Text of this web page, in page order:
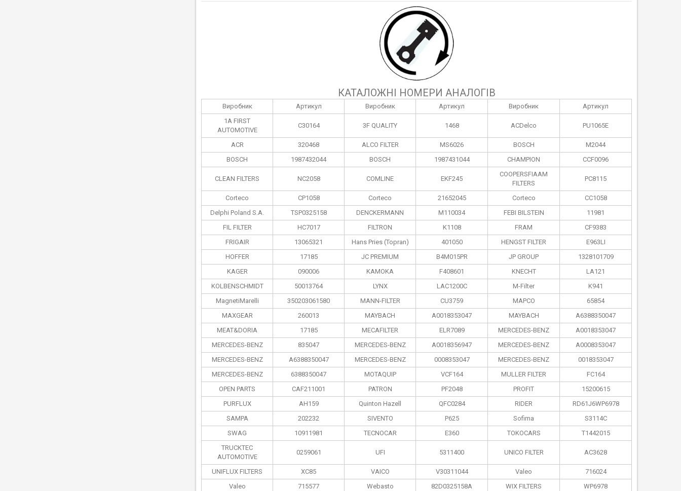
КАТАЛОЖНІ НОМЕРИ АНАЛОГІВ
Виробник Артикул Виробник Артикул Виробник
Артикул
1A FIRST
AUTOMOTIVE
C30164 3F QUALITY 1468 ACDelco PU1065E
ACR 320468 ALCO FILTER MS6026 BOSCH
M2044
BOSCH
1987432044 BOSCH 1987431044 CHAMPION CCF0096
CLEAN FILTERS NC2058 COMLINE EKF245
COOPERSFIAAM
FILTERS
PC8115
Corteco CP1058 Corteco 21652045 Corteco
CC1058
Delphi Poland S.А.
TSP0325158 DENCKERMANN M110034 FEBI BILSTEIN
11981
FIL FILTER
HC7017 FILTRON K1108 FRAM
CF9383
FRIGAIR
13065321 Hans Pries (Topran) 401050 HENGST FILTER
E963LI
HOFFER
17185 JC PREMIUM B4M015PR JP GROUP
1328101709
KAGER
090006 KAMOKA F408601 KNECHT
LA121
KOLBENSCHMIDT
50013764 LYNX LAC1200C M-Filter
K941
MagnetiMarelli
350203061580 MANN-FILTER CU3759 MAPCO
65854
MAXGEAR
260013 MAYBACH A0018353047 MAYBACH
A6388350047
MEAT&DORIA
17185 MECAFILTER ELR7089 MERCEDES-BENZ
A0018353047
MERCEDES-BENZ
835047 MERCEDES-BENZ A0018356947 MERCEDES-BENZ
A0008353047
MERCEDES-BENZ
A6388350047 MERCEDES-BENZ 0008353047 MERCEDES-BENZ
0018353047
MERCEDES-BENZ
6388350047 MOTAQUIP VCF164 MULLER FILTER
FC164
OPEN PARTS
CAF211001 PATRON PF2048 PROFIT
15200615
PURFLUX
AH159 Quinton Hazell QFC0284 RIDER
RD61J6WP6978
SAMPA
202232 SIVENTO P625 Sofima
S3114C
SWAG
10911981 TECNOCAR E360 TOKOCARS
T1442015
TRUCKTEC
AUTOMOTIVE
0259061 UFI 5311400 UNICO FILTER AC3628
UNIFLUX FILTERS XC85 VAICO V30311044 Valeo
716024
Valeo
715577 Webasto 82D0325158A WIX FILTERS WP6978